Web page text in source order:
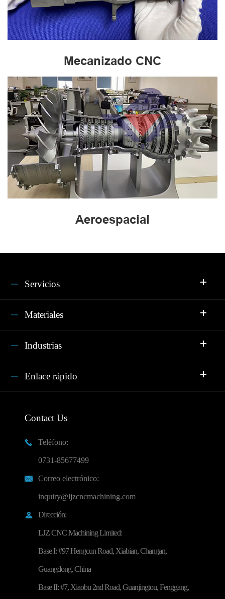
Mecanizado CNC
Aeroespacial
Servicios
Materiales
Industrias
Enlace rápido
Contact Us

Teléfono:
0731-85677499

Correo electrónico:
inquiry@ljzcncmachining.com

Dirección:
LJZ CNC Machining Limited:
Base I: #97 Hengcun Road, Xiabian, Changan,
Guangdong, China
Base II: #7, Xiaobu 2nd Road, Guanjingtou, Fenggang,